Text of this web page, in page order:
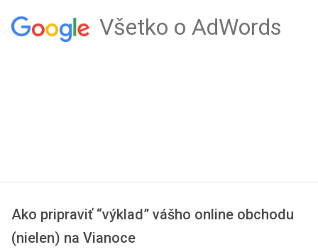
Všetko o AdWords
Ako pripraviť “výklad” vášho online obchodu
(nielen) na Vianoce